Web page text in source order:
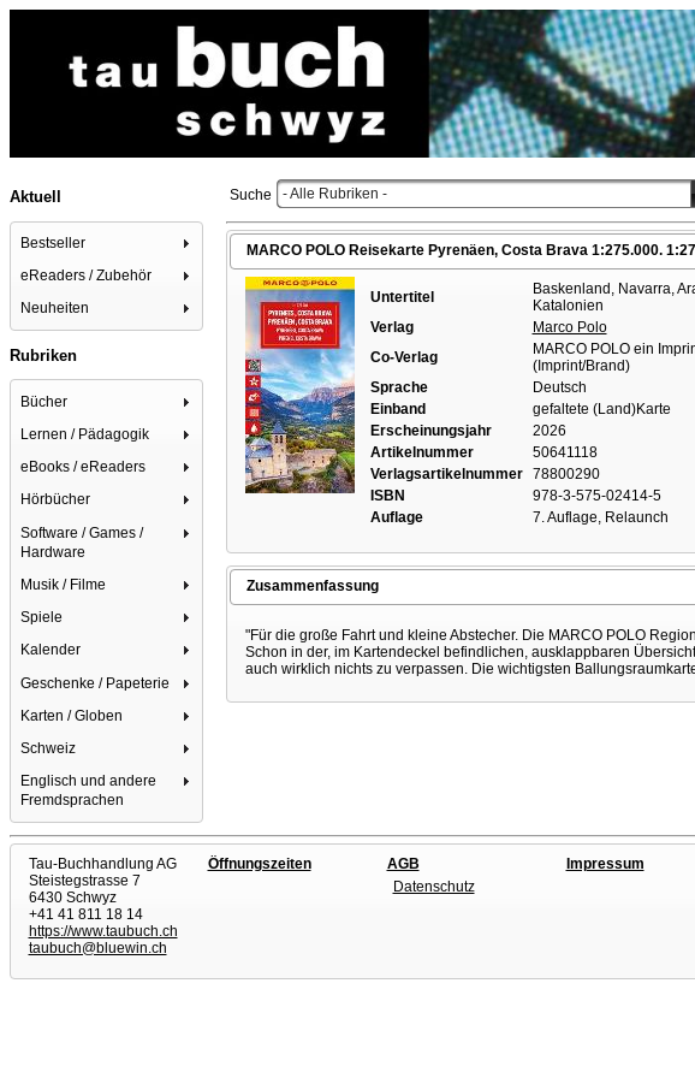
Aktuell
Bestseller
eReaders / Zubehör
Neuheiten
Rubriken
Bücher
Lernen / Pädagogik
eBooks / eReaders
Hörbücher
Software / Games /
Hardware
Musik / Filme
Spiele
Kalender
Geschenke / Papeterie
Karten / Globen
Schweiz
Englisch und andere
Fremdsprachen
Suche - Alle Rubriken -
MARCO POLO Reisekarte Pyrenäen, Costa Brava 1:275.000.
Untertitel
Baskenland, Navarra,
Katalonien
Verlag
Marco Polo
Co-Verlag
MARCO POLO ein
(Imprint/Brand)
Sprache
Deutsch
Einband
gefaltete (Land)Karte
Erscheinungsjahr
2026
Artikelnummer
50641118
Verlagsartikelnummer
78800290
ISBN
978-3-575-02414-5
Auflage
7. Auflage, Relaunch
Zusammenfassung
"Für die große Fahrt und kleine Abstecher. Die MARCO POLO
Schon in der, im Kartendeckel befindlichen, ausklappbaren
auch wirklich nichts zu verpassen. Die wichtigsten
Tau-Buchhandlung AG
Steistegstrasse 7
6430 Schwyz
+41 41 811 18 14
https://www.taubuch.ch
taubuch@bluewin.ch
Öffnungszeiten
AGB
Datenschutz
Impressum